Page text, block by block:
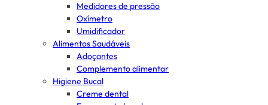
Medidores de pressão
Oxímetro
Umidificador
Alimentos Saudáveis
Adoçantes
Complemento alimentar
Higiene Bucal
Creme dental